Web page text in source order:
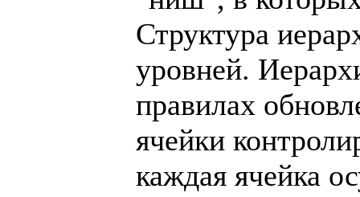
Структура
уровней.
правилах
ячейки
каждая ячейка